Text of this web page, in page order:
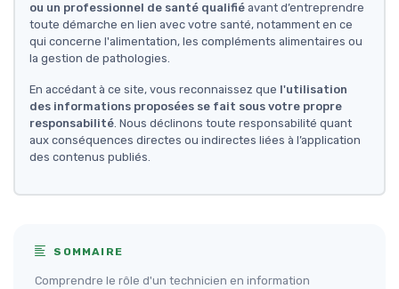
ou un professionnel de santé qualifié avant d’entreprendre
toute démarche en lien avec votre santé, notamment en ce
qui concerne l'alimentation, les compléments alimentaires ou
la gestion de pathologies.
En accédant à ce site, vous reconnaissez que l'utilisation
des informations proposées se fait sous votre propre
responsabilité. Nous déclinons toute responsabilité quant
aux conséquences directes ou indirectes liées à l’application
des contenus publiés.
SOMMAIRE
Comprendre le rôle d'un technicien en information